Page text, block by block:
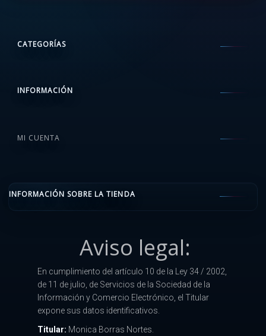
CATEGORÍAS
INFORMACIÓN
MI CUENTA
INFORMACIÓN SOBRE LA TIENDA
Aviso legal:
En cumplimiento del artículo 10 de la Ley 34 / 2002,
de 11 de julio, de Servicios de la Sociedad de la
Información y Comercio Electrónico, el Titular
expone sus datos identificativos.
Titular: Monica Borras Nortes.